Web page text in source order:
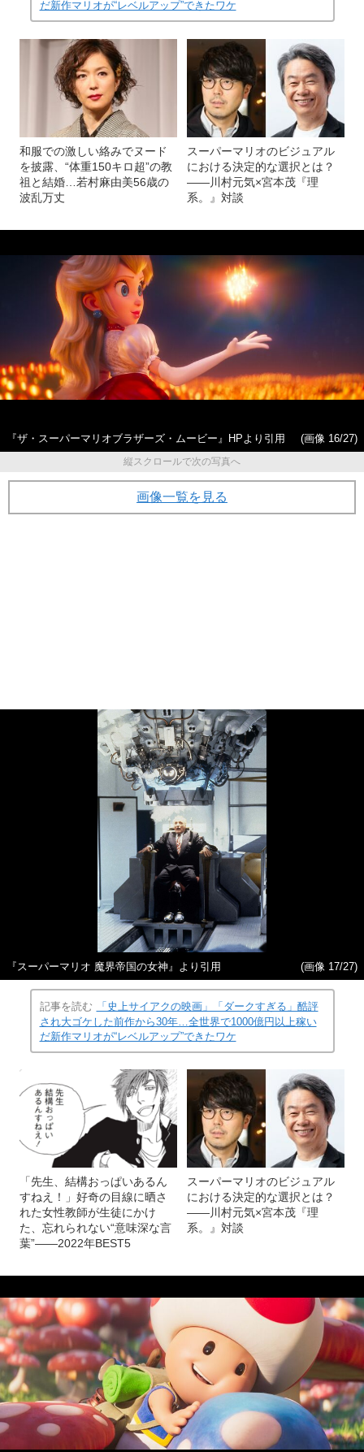
だ新作マリオが“レベルアップ”できたワケ
和服での激しい絡みでヌード
を披露、“体重150キロ超”の教
祖と結婚…若村麻由美56歳の
波乱万丈
スーパーマリオのビジュアル
における決定的な選択とは？
――川村元気×宮本茂『理
系。』対談
『ザ・スーパーマリオブラザーズ・ムービー』HPより引用
(画像 16/27)
縦スクロールで次の写真へ
画像一覧を見る
『スーパーマリオ 魔界帝国の女神』より引用 (画像 17/27)
記事を読む
「史上サイアクの映画」「ダークすぎる」酷評
され大ゴケした前作から30年…全世界で1000億円以上稼い
だ新作マリオが“レベルアップ”できたワケ
「先生、結構おっぱいあるん
すねえ！」好奇の目線に晒さ
れた女性教師が生徒にかけ
た、忘れられない“意味深な言
葉”――2022年BEST5
スーパーマリオのビジュアル
における決定的な選択とは？
――川村元気×宮本茂『理
系。』対談